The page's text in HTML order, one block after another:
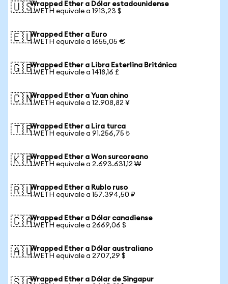
🇺🇸Wrapped Ether a Dólar estadounidense
1 WETH equivale a 1913,23 $
🇪🇺Wrapped Ether a Euro
1 WETH equivale a 1655,05 €
🇬🇧Wrapped Ether a Libra Esterlina Británica
1 WETH equivale a 1418,16 £
🇨🇳Wrapped Ether a Yuan chino
1 WETH equivale a 12.908,82 ¥
🇹🇷Wrapped Ether a Lira turca
1 WETH equivale a 91.256,75 ₺
🇰🇷Wrapped Ether a Won surcoreano
1 WETH equivale a 2.693.631,12 ₩
🇷🇺Wrapped Ether a Rublo ruso
1 WETH equivale a 157.394,50 ₽
🇨🇦Wrapped Ether a Dólar canadiense
1 WETH equivale a 2669,06 $
🇦🇺Wrapped Ether a Dólar australiano
1 WETH equivale a 2707,29 $
Wrapped Ether a Dólar de Singapur